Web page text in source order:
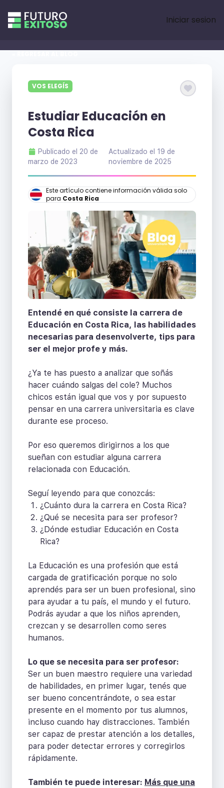
Iniciar sesion
VOS ELEGÍS
Estudiar Educación en
Costa Rica
Publicado el 20 de
marzo de 2023
Actualizado el 19 de
noviembre de 2025
Este artículo contiene información válida solo
para Costa Rica
Entendé en qué consiste la carrera de
Educación en Costa Rica, las habilidades
necesarias para desenvolverte, tips para
ser el mejor profe y más.
¿Ya te has puesto a analizar que soñás
hacer cuándo salgas del cole? Muchos
chicos están igual que vos y por supuesto
pensar en una carrera universitaria es clave
durante ese proceso.
Por eso queremos dirigirnos a los que
sueñan con estudiar alguna carrera
relacionada con Educación.
Seguí leyendo para que conozcás:
¿Cuánto dura la carrera en Costa Rica?
¿Qué se necesita para ser profesor?
¿Dónde estudiar Educación en Costa
Rica?
La Educación es una profesión que está
cargada de gratificación porque no solo
aprendés para ser un buen profesional, sino
para ayudar a tu país, el mundo y el futuro.
Podrás ayudar a que los niños aprenden,
crezcan y se desarrollen como seres
humanos.
Lo que se necesita para ser profesor:
Ser un buen maestro requiere una variedad
de habilidades, en primer lugar, tenés que
ser bueno concentrándote, o sea estar
presente en el momento por tus alumnos,
incluso cuando hay distracciones. También
ser capaz de prestar atención a los detalles,
para poder detectar errores y corregirlos
rápidamente.
También te puede interesar: Más que una